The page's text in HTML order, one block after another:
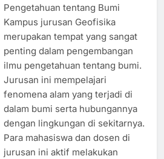
Pengetahuan tentang Bumi
Kampus jurusan Geofisika
merupakan tempat yang sangat
penting dalam pengembangan
ilmu pengetahuan tentang bumi.
Jurusan ini mempelajari
fenomena alam yang terjadi di
dalam bumi serta hubungannya
dengan lingkungan di sekitarnya.
Para mahasiswa dan dosen di
jurusan ini aktif melakukan